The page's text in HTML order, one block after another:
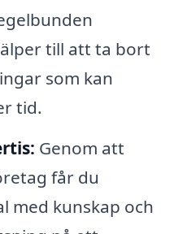
till att ta bort
som kan
tid.
Genom att
får du
med kunskap och